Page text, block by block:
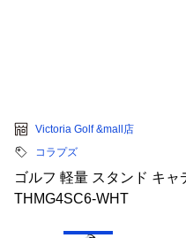
Victoria Golf &mall店
コラプズ
ゴルフ 軽量 スタンド キャ
THMG4SC6-WHT